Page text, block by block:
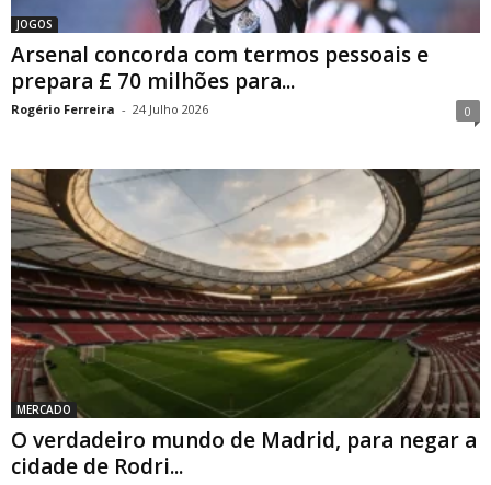
JOGOS
Arsenal concorda com termos pessoais e
prepara £ 70 milhões para...
Rogério Ferreira - 24 Julho 2026 0
MERCADO
O verdadeiro mundo de Madrid, para negar a
cidade de Rodri...